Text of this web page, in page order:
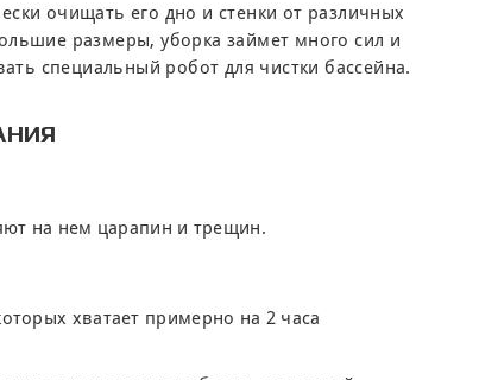
очищать его дно и стенки от различных
размеры, уборка займет много сил и
специальный робот для чистки бассейна.
на нем царапин и трещин.
хватает примерно на 2 часа